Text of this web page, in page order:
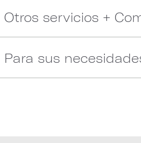
Otros servicios +
Para sus